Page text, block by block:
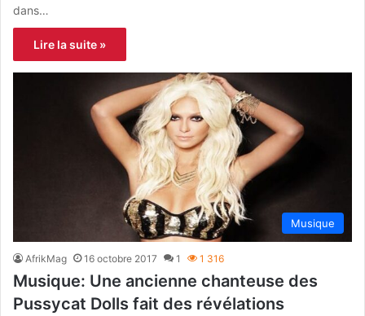
dans…
Lire la suite »
Musique
AfrikMag 16 octobre 2017 1 1 316
Musique: Une ancienne chanteuse des
Pussycat Dolls fait des révélations